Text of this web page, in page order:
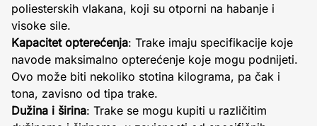
poliesterskih vlakana, koji su otporni na habanje i
visoke sile.
Kapacitet opterećenja: Trake imaju specifikacije koje
navode maksimalno opterećenje koje mogu podnijeti.
Ovo može biti nekoliko stotina kilograma, pa čak i
tona, zavisno od tipa trake.
Dužina i širina: Trake se mogu kupiti u različitim